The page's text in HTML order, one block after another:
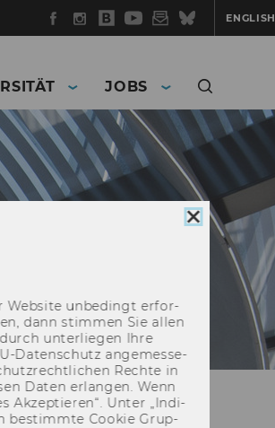
Facebook
Instagram
WU
Blog
YouTube
Newsletter
BlueskyENGLISH
JOBS
Cookie
Consent
schließen
Web­site un­be­dingt er­for­
dann stim­men Sie allen
un­ter­lie­gen Ihre
​Datenschutz an­ge­mes­se­
Rech­te in
Daten er­lan­gen. Wenn
Ak­zep­tie­ren“. Unter „In­di­
be­stimm­te Coo­kie Grup­